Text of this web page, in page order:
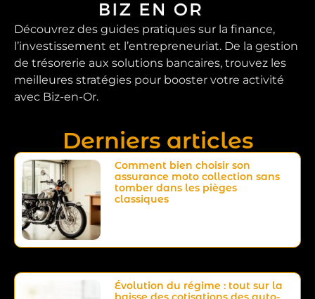
Découvrez des guides pratiques sur la finance,
l’investissement et l’entrepreneuriat. De la gestion
de trésorerie aux solutions bancaires, trouvez les
meilleures stratégies pour booster votre activité
avec Biz-en-Or.
Derniers articles
Comment bien choisir son
assurance moto collection sans
tomber dans les pièges
classiques
Évolution du régime : tout sur la